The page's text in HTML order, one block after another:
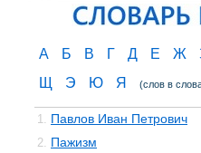
А Б В Г Д Е Ж
Щ Э Ю Я (слов в
1. Павлов Иван Петрович
2. Пажизм